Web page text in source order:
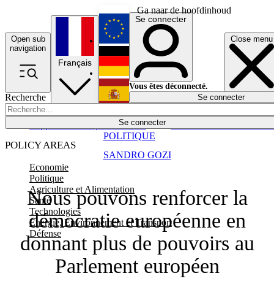
Ga naar de hoofdinhoud
Open sub
navigation
Close menu
Recherche
Se connecter
POLICY AREAS
Economie
Politique
Agriculture et Alimentation
Santé
Technologies
Energie, Environnement et Transport
Défense
Économie
Français
English
Deutsch
Español
Se connecter
Vous êtes déconnecté.
Se connecter
Nous pouvons renforcer la
démocratie européenne en
donnant plus de pouvoirs au
Parlement européen
SANDRO GOZI
POLITIQUE